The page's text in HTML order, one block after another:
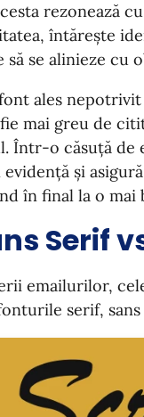
rezonează
întărește
se alinieze cu
ales
mai greu de
Într-o căsuță
evidență și
în final la o
Serif
emailurilor,
serif,